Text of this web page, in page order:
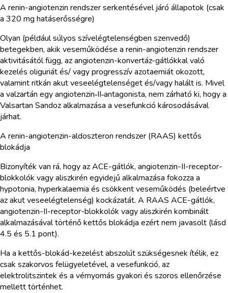
A renin-angiotenzin rendszer serkentésével járó állapotok (csak
a 320 mg hatáserősségre)
Olyan (például súlyos szívelégtelenségben szenvedő)
betegekben, akik veseműködése a renin-angiotenzin rendszer
aktivitásától függ, az angiotenzin-konvertáz-gátlókkal való
kezelés oliguriát és/ vagy progresszív azotaemiát okozott,
valamint ritkán akut veseelégtelenséget és/vagy halált is. Mivel
a valzartán egy angiotenzin‑II‑antagonista, nem zárható ki, hogy a
Valsartan Sandoz alkalmazása a vesefunkció károsodásával
járhat.
A renin-angiotenzin-aldoszteron rendszer (RAAS) kettős
blokádja
Bizonyíték van rá, hogy az ACE-gátlók, angiotenzin-II-receptor-
blokkolók vagy aliszkirén egyidejű alkalmazása fokozza a
hypotonia, hyperkalaemia és csökkent veseműködés (beleértve
az akut veseelégtelenség) kockázatát. A RAAS ACE-gátlók,
angiotenzin-II-receptor-blokkolók vagy aliszkirén kombinált
alkalmazásával történő kettős blokádja ezért nem javasolt (lásd
4.5 és 5.1 pont).
Ha a kettős-blokád-kezelést abszolút szükségesnek ítélik, ez
csak szakorvos felügyeletével, a vesefunkció, az
elektrolitszintek és a vérnyomás gyakori és szoros ellenőrzése
mellett történhet.